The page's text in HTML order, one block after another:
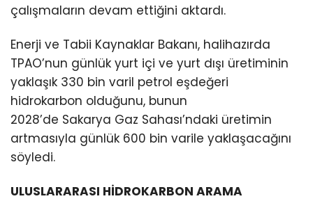
çalışmaların devam ettiğini aktardı.
Enerji ve Tabii Kaynaklar Bakanı, halihazırda
TPAO’nun günlük yurt içi ve yurt dışı üretiminin
yaklaşık 330 bin varil petrol eşdeğeri
hidrokarbon olduğunu, bunun
2028’de Sakarya Gaz Sahası’ndaki üretimin
artmasıyla günlük 600 bin varile yaklaşacağını
söyledi.
ULUSLARARASI HİDROKARBON ARAMA